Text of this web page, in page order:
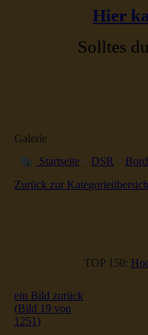
Hier
Solltes
Galerie
Startseite » DSR »
Zurück zur
TOP 150:
ein Bild zurück
(Bild 19 von
1251)